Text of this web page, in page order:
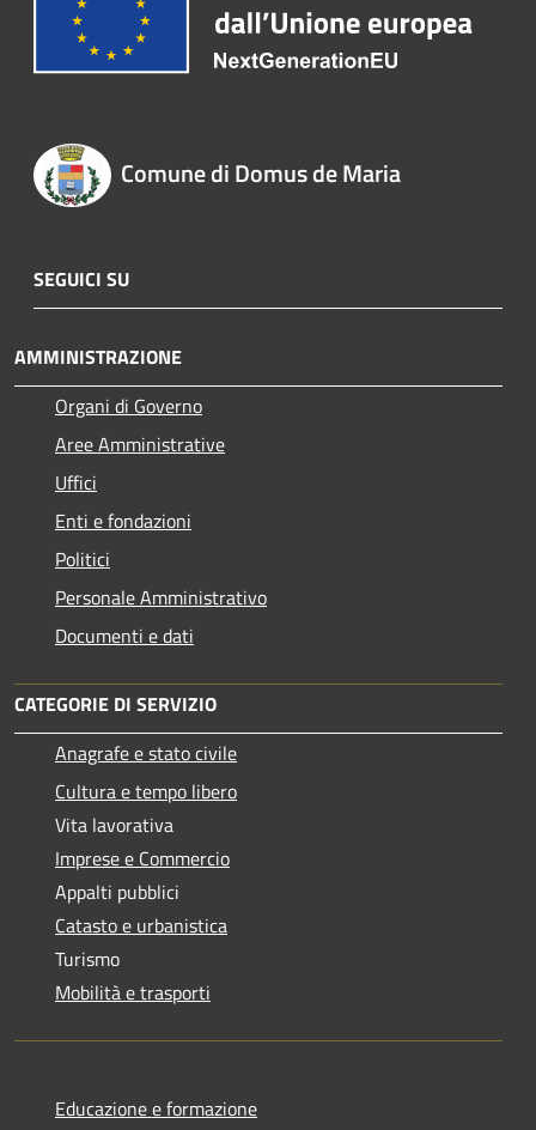
Comune di Domus de Maria
SEGUICI SU
AMMINISTRAZIONE
Organi di Governo
Aree Amministrative
Uffici
Enti e fondazioni
Politici
Personale Amministrativo
Documenti e dati
CATEGORIE DI SERVIZIO
Anagrafe e stato civile
Cultura e tempo libero
Vita lavorativa
Imprese e Commercio
Appalti pubblici
Catasto e urbanistica
Turismo
Mobilità e trasporti
Educazione e formazione